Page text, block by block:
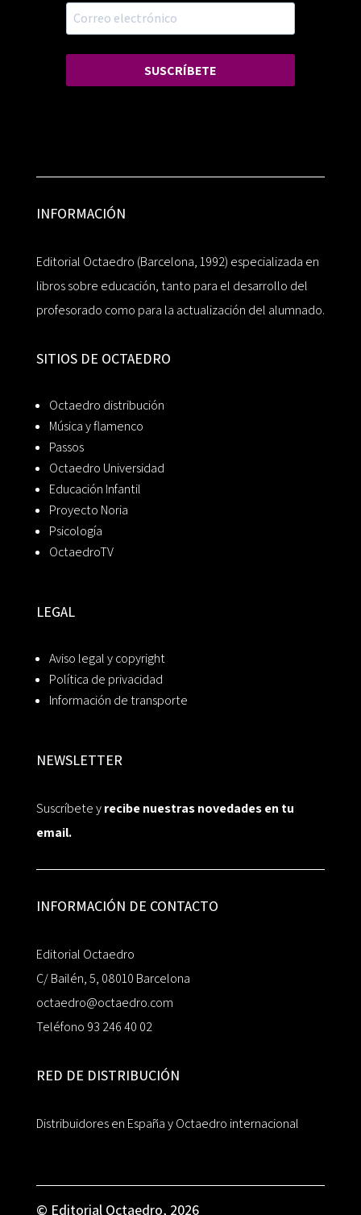
SUSCRÍBETE
INFORMACIÓN
Editorial Octaedro (Barcelona, 1992) especializada en
libros sobre educación, tanto para el desarrollo del
profesorado como para la actualización del alumnado.
SITIOS DE OCTAEDRO
Octaedro distribución
Música y flamenco
Passos
Octaedro Universidad
Educación Infantil
Proyecto Noria
Psicología
OctaedroTV
LEGAL
Aviso legal y copyright
Política de privacidad
Información de transporte
NEWSLETTER
Suscríbete yrecibe nuestras novedades en tu
email.
INFORMACIÓN DE CONTACTO
Editorial Octaedro
C/ Bailén, 5, 08010 Barcelona
octaedro@octaedro.com
Teléfono 93 246 40 02
RED DE DISTRIBUCIÓN
Distribuidores en España y Octaedro internacional
© Editorial Octaedro, 2026